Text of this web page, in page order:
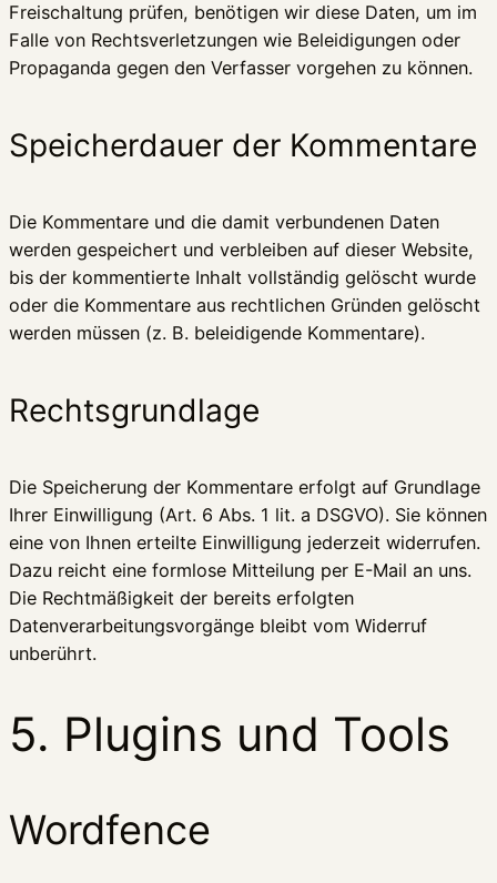
Freischaltung prüfen, benötigen wir diese Daten, um im
Falle von Rechtsverletzungen wie Beleidigungen oder
Propaganda gegen den Verfasser vorgehen zu können.
Speicherdauer der Kommentare
Die Kommentare und die damit verbundenen Daten
werden gespeichert und verbleiben auf dieser Website,
bis der kommentierte Inhalt vollständig gelöscht wurde
oder die Kommentare aus rechtlichen Gründen gelöscht
werden müssen (z. B. beleidigende Kommentare).
Rechtsgrundlage
Die Speicherung der Kommentare erfolgt auf Grundlage
Ihrer Einwilligung (Art. 6 Abs. 1 lit. a DSGVO). Sie können
eine von Ihnen erteilte Einwilligung jederzeit widerrufen.
Dazu reicht eine formlose Mitteilung per E-Mail an uns.
Die Rechtmäßigkeit der bereits erfolgten
Datenverarbeitungsvorgänge bleibt vom Widerruf
unberührt.
5. Plugins und Tools
Wordfence